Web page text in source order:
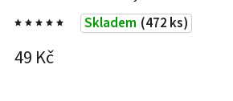
Skladem (472 ks)
49 Kč